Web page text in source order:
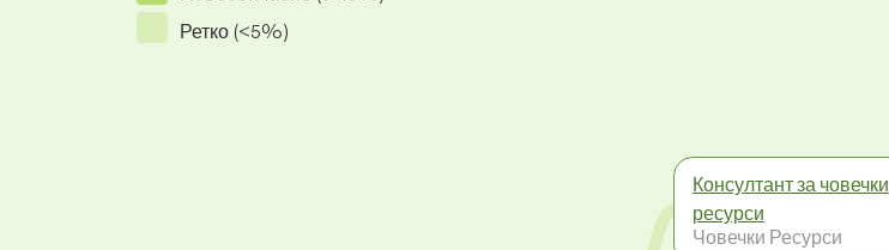
Ретко (<5%)
Консултант за човечки
ресурси
Човечки Ресурси